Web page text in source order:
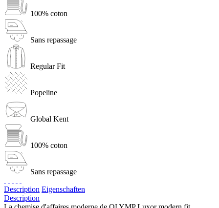
100% coton
Sans repassage
Regular Fit
Popeline
Global Kent
100% coton
Sans repassage
Description Eigenschaften
Description